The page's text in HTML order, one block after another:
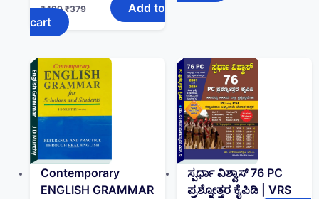
₹499 ₹379
Add to
cart
Contemporary
ENGLISH GRAMMAR
ಸ್ಪರ್ಧಾ ವಿಶ್ವಾಸ್ 76 PC
ಪ್ರಶ್ನೋತ್ತರ ಕೈಪಿಡಿ | VRS